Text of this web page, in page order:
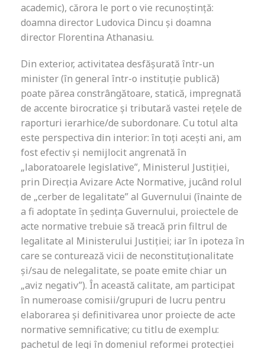
academic), cărora le port o vie recunoștință:
doamna director Ludovica Dincu și doamna
director Florentina Athanasiu.
Din exterior, activitatea desfășurată într-un
minister (în general într-o instituție publică)
poate părea constrângătoare, statică, impregnată
de accente birocratice și tributară vastei rețele de
raporturi ierarhice/de subordonare. Cu totul alta
este perspectiva din interior: în toți acești ani, am
fost efectiv și nemijlocit angrenată în
„laboratoarele legislative”, Ministerul Justiției,
prin Direcția Avizare Acte Normative, jucând rolul
de „cerber de legalitate” al Guvernului (înainte de
a fi adoptate în ședința Guvernului, proiectele de
acte normative trebuie să treacă prin filtrul de
legalitate al Ministerului Justiției; iar în ipoteza în
care se conturează vicii de neconstituționalitate
și/sau de nelegalitate, se poate emite chiar un
„aviz negativ”). În această calitate, am participat
în numeroase comisii/grupuri de lucru pentru
elaborarea și definitivarea unor proiecte de acte
normative semnificative; cu titlu de exemplu:
pachetul de legi în domeniul reformei protecției